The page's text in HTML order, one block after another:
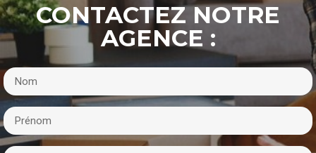
CONTACTEZ NOTRE
AGENCE :